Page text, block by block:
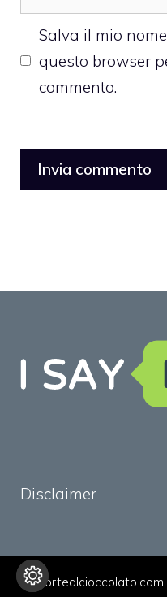
web
Salva il mio
questo browser
commento.
Disclaimer